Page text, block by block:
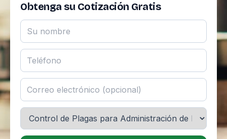
Obtenga su Cotización Gratis